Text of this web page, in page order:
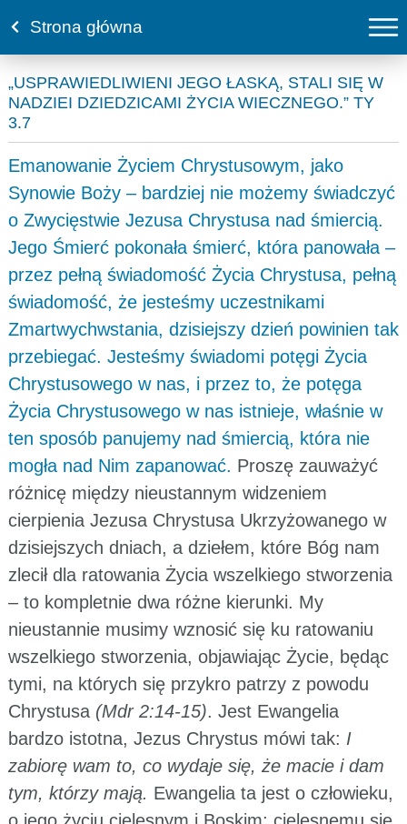
Strona główna
„USPRAWIEDLIWIENI JEGO ŁASKĄ, STALI SIĘ W
NADZIEI DZIEDZICAMI ŻYCIA WIECZNEGO.” TY
3.7
Emanowanie Życiem Chrystusowym, jako
Synowie Boży – bardziej nie możemy świadczyć
o Zwycięstwie Jezusa Chrystusa nad śmiercią.
Jego Śmierć pokonała śmierć, która panowała –
przez pełną świadomość Życia Chrystusa, pełną
świadomość, że jesteśmy uczestnikami
Zmartwychwstania, dzisiejszy dzień powinien tak
przebiegać. Jesteśmy świadomi potęgi Życia
Chrystusowego w nas, i przez to, że potęga
Życia Chrystusowego w nas istnieje, właśnie w
ten sposób panujemy nad śmiercią, która nie
mogła nad Nim zapanować. Proszę zauważyć
różnicę między nieustannym widzeniem
cierpienia Jezusa Chrystusa Ukrzyżowanego w
dzisiejszych dniach, a dziełem, które Bóg nam
zlecił dla ratowania Życia wszelkiego stworzenia
– to kompletnie dwa różne kierunki. My
nieustannie musimy wznosić się ku ratowaniu
wszelkiego stworzenia, objawiając Życie, będąc
tymi, na których się przykro patrzy z powodu
Chrystusa (Mdr 2:14-15). Jest Ewangelia
bardzo istotna, Jezus Chrystus mówi tak: I
zabiorę wam to, co wydaje się, że macie i dam
tym, którzy mają. Ewangelia ta jest o człowieku,